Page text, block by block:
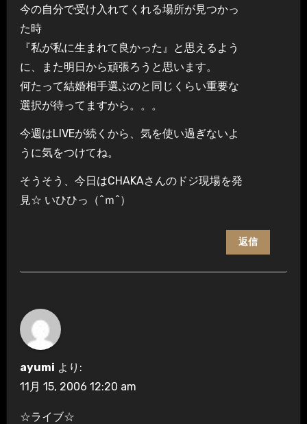
今の自分で受け入れてくれる場所が見つかっ
た時
『私が私に生まれて良かった』と思えるよう
に、また明日から頑張ろうと思います。
何たって結婚相手選ぶのと同じくらい重要な
選択が待ってますから。。。
今週はLIVEが続くから、気を使い過ぎないよ
うに気をつけてね。
そうそう、今日はCHAKAさんのドジ現場を発
見☆ いひひっ（^ｍ^）
返信
ayumi より:
11月 15, 2006 12:20 am
☆ライブ☆